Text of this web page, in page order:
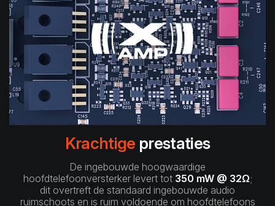
Krachtige prestaties
De ingebouwde hoogwaardige
hoofdtelefoonversterker levert tot 350 mW @ 32Ω;
dit overtreft de standaard ingebouwde audio
ruimschoots en is ruim voldoende om hoofdtelefoons